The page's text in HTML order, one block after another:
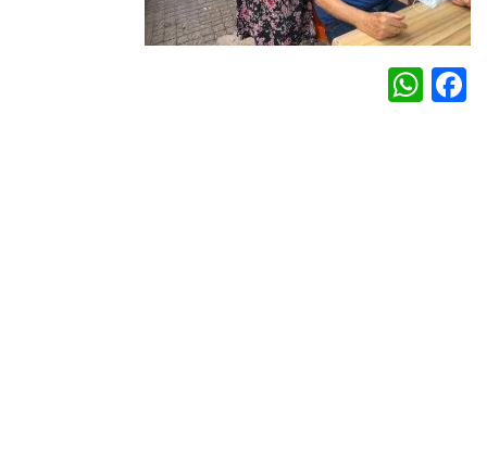
Facebook